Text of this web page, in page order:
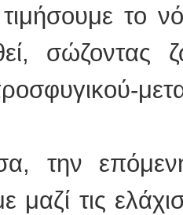
το
σώζοντας
την
μαζί τις